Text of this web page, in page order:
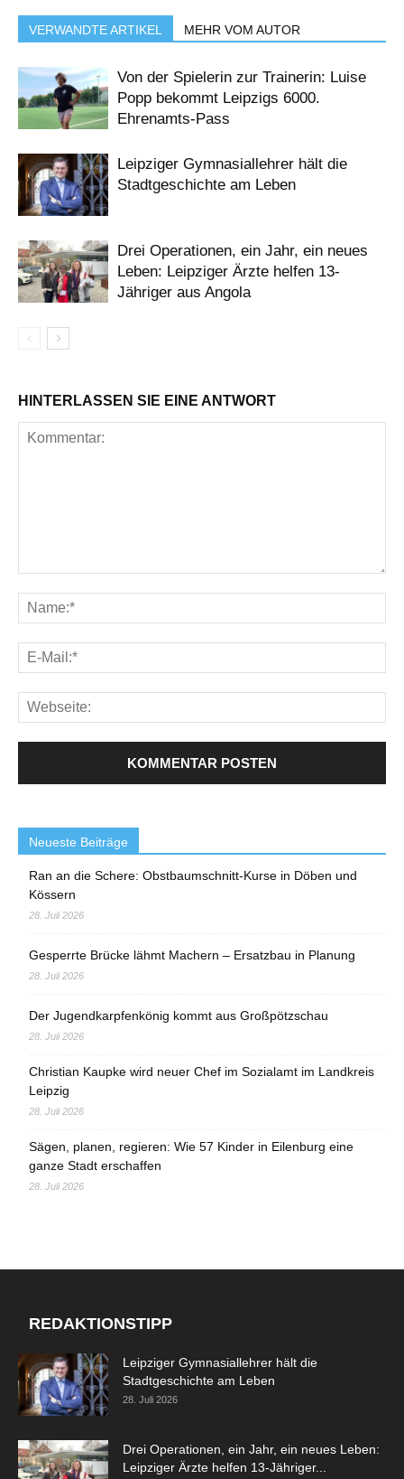
VERWANDTE ARTIKEL MEHR VOM AUTOR
Von der Spielerin zur Trainerin: Luise
Popp bekommt Leipzigs 6000.
Ehrenamts-Pass
Leipziger Gymnasiallehrer hält die
Stadtgeschichte am Leben
Drei Operationen, ein Jahr, ein neues
Leben: Leipziger Ärzte helfen 13-
Jähriger aus Angola
HINTERLASSEN SIE EINE ANTWORT
Neueste Beiträge
Ran an die Schere: Obstbaumschnitt-Kurse in Döben und
Kössern
28. Juli 2026
Gesperrte Brücke lähmt Machern – Ersatzbau in Planung
28. Juli 2026
Der Jugendkarpfenkönig kommt aus Großpötzschau
28. Juli 2026
Christian Kaupke wird neuer Chef im Sozialamt im Landkreis
Leipzig
28. Juli 2026
Sägen, planen, regieren: Wie 57 Kinder in Eilenburg eine
ganze Stadt erschaffen
28. Juli 2026
REDAKTIONSTIPP
Leipziger Gymnasiallehrer hält die
Stadtgeschichte am Leben
28. Juli 2026
Drei Operationen, ein Jahr, ein neues Leben:
Leipziger Ärzte helfen 13-Jähriger...